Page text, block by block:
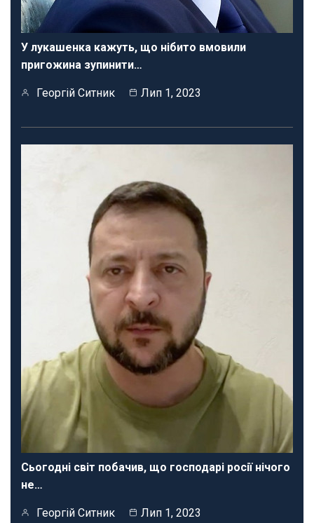
У лукашенка кажуть, що нібито вмовили
пригожина зупинити…
Георгій Ситник Лип 1, 2023
Сьогодні світ побачив, що господарі росії нічого
не…
Георгій Ситник Лип 1, 2023